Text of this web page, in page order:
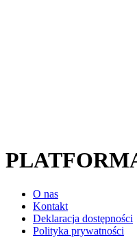
O nas
Kontakt
Deklaracja dostępności
Polityka prywatności